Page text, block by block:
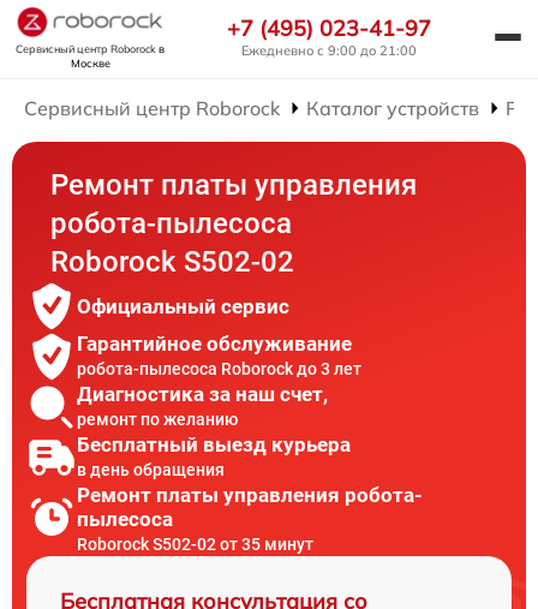
Сервисный центр Roborockв
Москве
+7 (495) 023-41-97
Ежедневно с 9:00 до 21:00
Сервисный центр Roborock Каталог устройств
Ремонт платы управления
робота-пылесоса
Roborock S502-02
Официальный сервис
Гарантийное обслуживание
робота-пылесоса Roborock до 3 лет
Диагностика за наш счет,
ремонт по желанию
Бесплатный выезд курьера
в день обращения
Ремонт платы управления робота-
пылесоса
Roborock S502-02 от 35 минут
Бесплатная консультация со